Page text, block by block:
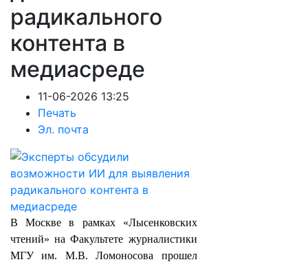
радикального
контента в
медиасреде
11-06-2026 13:25
Печать
Эл. почта
В Москве в рамках «Лысенковских
чтений» на Факультете журналистики
МГУ им. М.В. Ломоносова прошел